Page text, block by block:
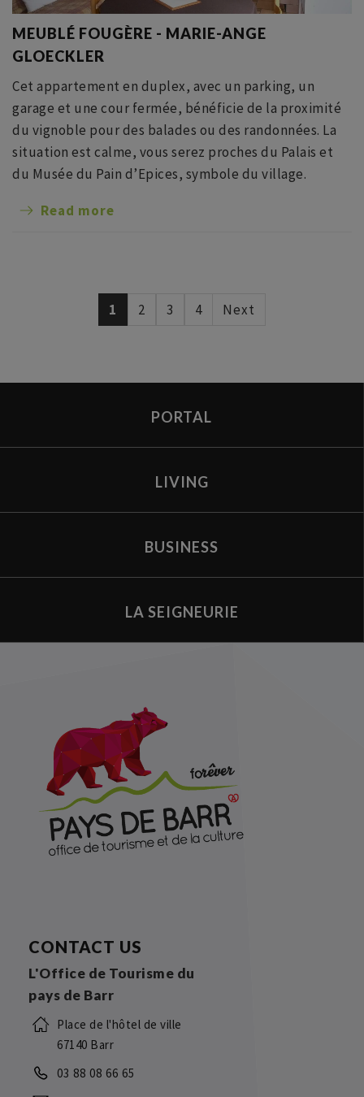
MEUBLÉ FOUGÈRE - MARIE-ANGE
GLOECKLER
Cet appartement en duplex, avec un parking, un
garage et une cour fermée, bénéficie de la proximité
du vignoble pour des balades ou des randonnées. La
situation est calme, vous serez proches du Palais et
du Musée du Pain d’Epices, symbole du village.
Read more
1 2 3 4 Next
PORTAL
LIVING
BUSINESS
LA SEIGNEURIE
CONTACT US
L'Office de Tourisme du
pays de Barr
Place de l'hôtel de ville
67140 Barr
03 88 08 66 65